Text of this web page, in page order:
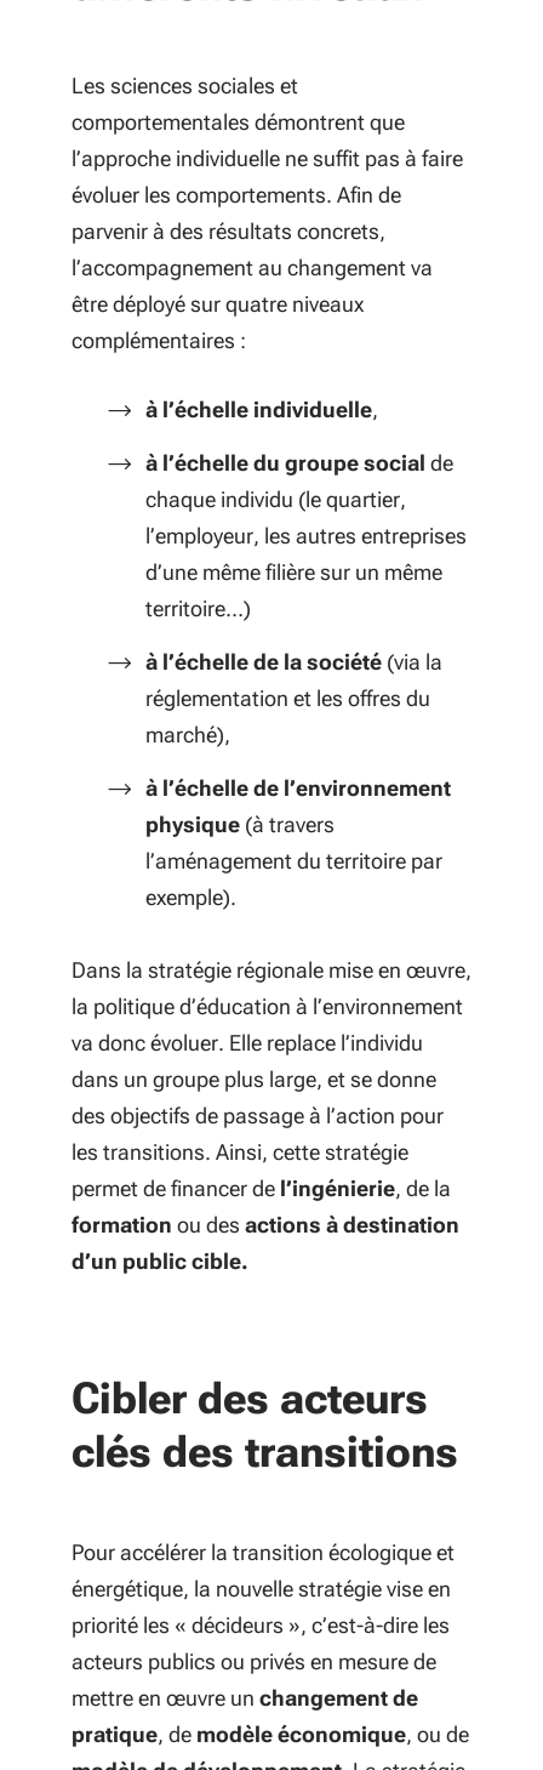
Les sciences sociales et
comportementales démontrent que
l’approche individuelle ne suffit pas à faire
évoluer les comportements. Afin de
parvenir à des résultats concrets,
l’accompagnement au changement va
être déployé sur quatre niveaux
complémentaires :
à l’échelle individuelle,
à l’échelle du groupe social de
chaque individu (le quartier,
l’employeur, les autres entreprises
d’une même filière sur un même
territoire…)
à l’échelle de la société (via la
réglementation et les offres du
marché),
à l’échelle de l’environnement
physique (à travers
l’aménagement du territoire par
exemple).
Dans la stratégie régionale mise en œuvre,
la politique d’éducation à l’environnement
va donc évoluer. Elle replace l’individu
dans un groupe plus large, et se donne
des objectifs de passage à l’action pour
les transitions. Ainsi, cette stratégie
permet de financer de l’ingénierie, de la
formation ou des actions à destination
d’un public cible.
Cibler des acteurs
clés des transitions
Pour accélérer la transition écologique et
énergétique, la nouvelle stratégie vise en
priorité les « décideurs », c’est-à-dire les
acteurs publics ou privés en mesure de
mettre en œuvre un changement de
pratique, de modèle économique, ou de